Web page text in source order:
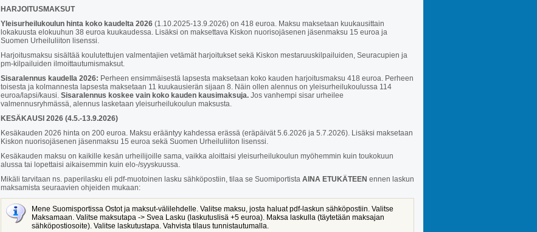
HARJOITUSMAKSUT
Yleisurheilukoulun hinta koko kaudelta 2026 (1.10.2025-13.9.2026) on 418 euroa. Maksu maksetaan kuukausittain
lokakuusta elokuuhun 38 euroa kuukaudessa. Lisäksi on maksettava Kiskon nuorisojäsenen jäsenmaksu 15 euroa ja
Suomen Urheiluliiton lisenssi.
Harjoitusmaksu sisältää koulutettujen valmentajien vetämät harjoitukset sekä Kiskon mestaruuskilpailuiden, Seuracupien ja
pm-kilpailuiden ilmoittautumismaksut.
Sisaralennus kaudella 2026: Perheen ensimmäisestä lapsesta maksetaan koko kauden harjoitusmaksu 418 euroa. Perheen
toisesta ja kolmannesta lapsesta maksetaan 11 kuukausierän sijaan 8. Näin ollen alennus on yleisurheilukoulussa 114
euroa/lapsi/kausi. Sisaralennus koskee vain koko kauden kausimaksuja. Jos vanhempi sisar urheilee
valmennusryhmässä, alennus lasketaan yleisurheilukoulun maksusta.
KESÄKAUSI 2026 (4.5.-13.9.2026)
Kesäkauden 2026 hinta on 200 euroa. Maksu erääntyy kahdessa erässä (eräpäivät 5.6.2026 ja 5.7.2026). Lisäksi maksetaan
Kiskon nuorisojäsenen jäsenmaksu 15 euroa sekä Suomen Urheiluliiton lisenssi.
Kesäkauden maksu on kaikille kesän urheilijoille sama, vaikka aloittaisi yleisurheilukoulun myöhemmin kuin toukokuun
alussa tai lopettaisi aikaisemmin kuin elo-/syyskuussa.
Mikäli tarvitaan ns. paperilasku eli pdf-muotoinen lasku sähköpostiin, tilaa se Suomiportista AINA ETUKÄTEEN ennen laskun
maksamista seuraavien ohjeiden mukaan:
Mene Suomisportissa Ostot ja maksut-välilehdelle. Valitse maksu, josta haluat pdf-laskun sähköpostiin. Valitse
Maksamaan. Valitse maksutapa -> Svea Lasku (laskutuslisä +5 euroa). Maksa laskulla (täytetään maksajan
sähköpostiosoite). Valitse laskutustapa. Vahvista tilaus tunnistautumalla.